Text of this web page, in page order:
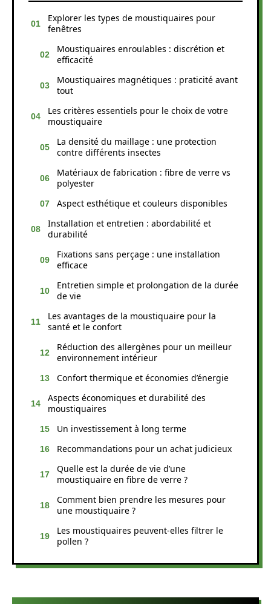
Explorer les types de moustiquaires pour
fenêtres
Moustiquaires enroulables : discrétion et
efficacité
Moustiquaires magnétiques : praticité avant
tout
Les critères essentiels pour le choix de votre
moustiquaire
La densité du maillage : une protection
contre différents insectes
Matériaux de fabrication : fibre de verre vs
polyester
Aspect esthétique et couleurs disponibles
Installation et entretien : abordabilité et
durabilité
Fixations sans perçage : une installation
efficace
Entretien simple et prolongation de la durée
de vie
Les avantages de la moustiquaire pour la
santé et le confort
Réduction des allergènes pour un meilleur
environnement intérieur
Confort thermique et économies d’énergie
Aspects économiques et durabilité des
moustiquaires
Un investissement à long terme
Recommandations pour un achat judicieux
Quelle est la durée de vie d’une
moustiquaire en fibre de verre ?
Comment bien prendre les mesures pour
une moustiquaire ?
Les moustiquaires peuvent-elles filtrer le
pollen ?